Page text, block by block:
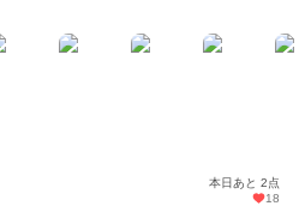
本日あと 2点
18